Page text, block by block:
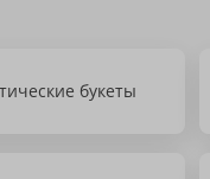
букеты